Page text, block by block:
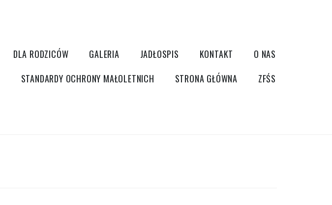
DLA RODZICÓW GALERIA JADŁOSPIS KONTAKT
O NAS
STANDARDY OCHRONY MAŁOLETNICH STRONA GŁÓWNA ZFŚS